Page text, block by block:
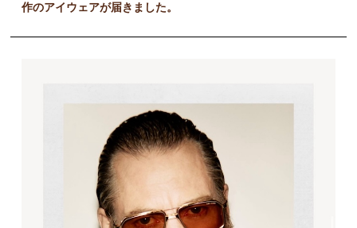
作のアイウェアが届きました。